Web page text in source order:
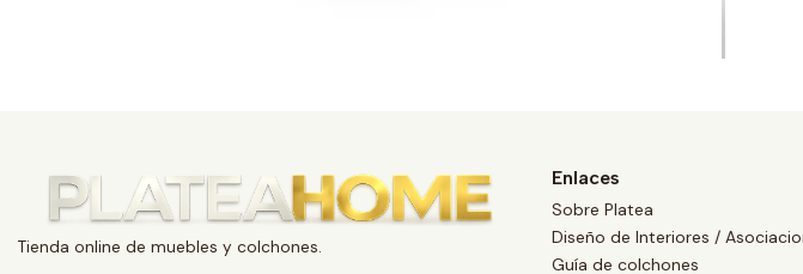
Tienda online de muebles y colchones.
Enlaces
Sobre Platea
Diseño de Interiores /
Guía de colchones